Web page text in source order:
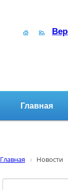
Главная
Главная Новости